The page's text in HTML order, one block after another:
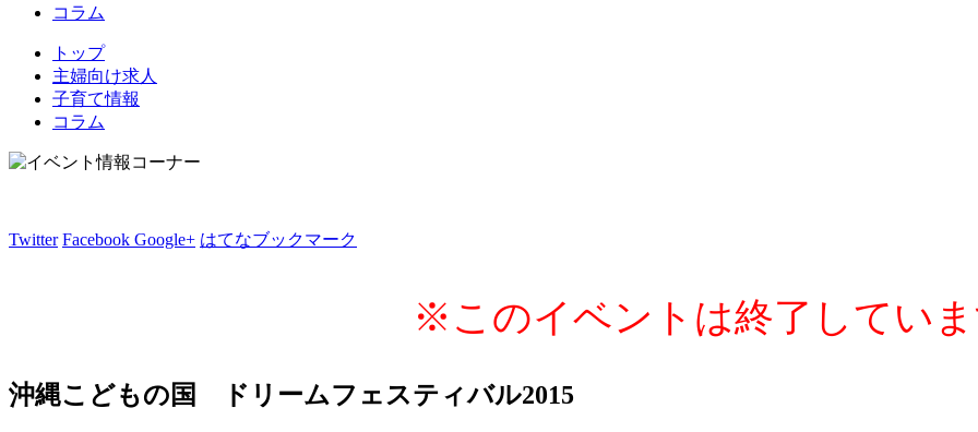
コラム
トップ
主婦向け求人
子育て情報
コラム
Twitter Facebook Google+ はてなブックマーク
※このイベントは終了してい
沖縄こどもの国 ドリームフェスティバル2015